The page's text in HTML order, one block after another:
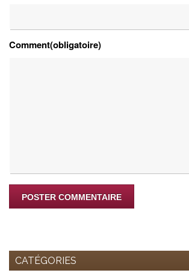
Comment(obligatoire)
CATÉGORIES